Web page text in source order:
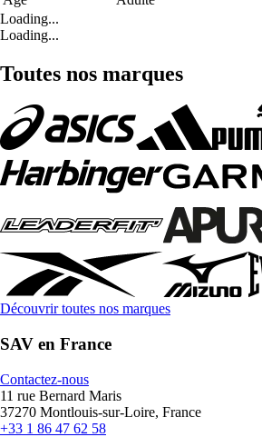
Loading...
Loading...
Toutes nos marques
Découvrir toutes nos marques
SAV en France
Contactez-nous
11 rue Bernard Maris
37270 Montlouis-sur-Loire, France
+33 1 86 47 62 58